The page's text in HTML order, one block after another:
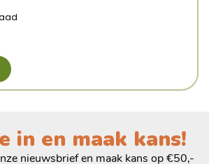
in en maak kans!
nieuwsbrief en maak kans op €50,-